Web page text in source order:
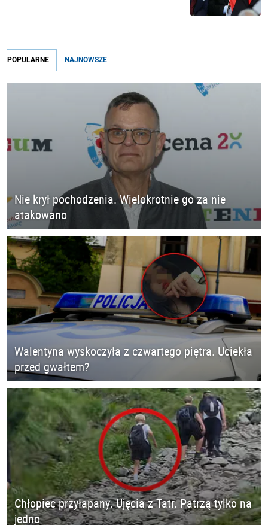
POPULARNE NAJNOWSZE
Nie krył pochodzenia. Wielokrotnie go za nie
atakowano
Walentyna wyskoczyła z czwartego piętra. Uciekła
przed gwałtem?
Chłopiec przyłapany. Ujęcia z Tatr. Patrzą tylko na
jedno